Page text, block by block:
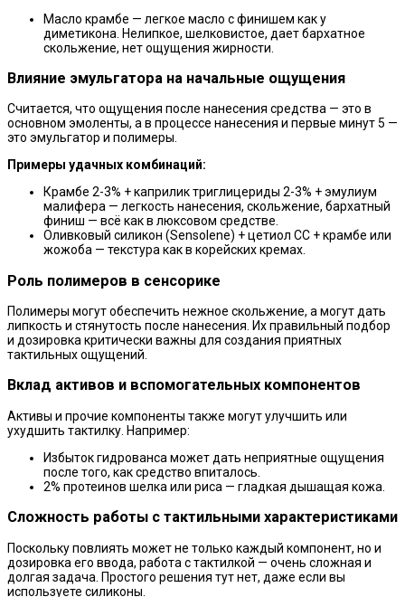
Масло крамбе — легкое масло с финишем как у
диметикона. Нелипкое, шелковистое, дает бархатное
скольжение, нет ощущения жирности.
Влияние эмульгатора на начальные ощущения
Считается, что ощущения после нанесения средства — это в
основном эмоленты, а в процессе нанесения и первые минут 5 —
это эмульгатор и полимеры.
Примеры удачных комбинаций:
Крамбе 2-3% + каприлик триглицериды 2-3% + эмулиум
малифера — легкость нанесения, скольжение, бархатный
финиш — всё как в люксовом средстве.
Оливковый силикон (Sensolene) + цетиол СС + крамбе или
жожоба — текстура как в корейских кремах.
Роль полимеров в сенсорике
Полимеры могут обеспечить нежное скольжение, а могут дать
липкость и стянутость после нанесения. Их правильный подбор
и дозировка критически важны для создания приятных
тактильных ощущений.
Вклад активов и вспомогательных компонентов
Активы и прочие компоненты также могут улучшить или
ухудшить тактилку. Например:
Избыток гидрованса может дать неприятные ощущения
после того, как средство впиталось.
2% протеинов шелка или риса — гладкая дышащая кожа.
Сложность работы с тактильными характеристиками
Поскольку повлиять может не только каждый компонент, но и
дозировка его ввода, работа с тактилкой — очень сложная и
долгая задача. Простого решения тут нет, даже если вы
используете силиконы.